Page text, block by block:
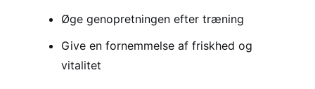
Øge genopretningen efter træning
Give en fornemmelse af friskhed og
vitalitet